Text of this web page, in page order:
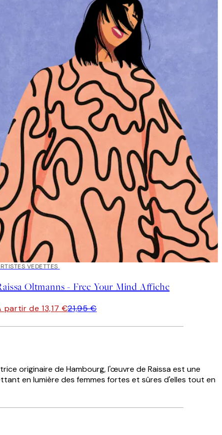
VEDETTES
Oltmanns - Free Your Mind Affiche
partir de 13,17 €21,95 €
originaire de Hambourg, l'œuvre de Raissa est une
en lumière des femmes fortes et sûres d'elles tout en